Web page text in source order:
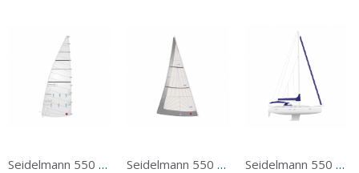
Seidelmann 550 Grootzeil Seidelmann 550 Voorzeil Seidelmann 550 Tentwerk